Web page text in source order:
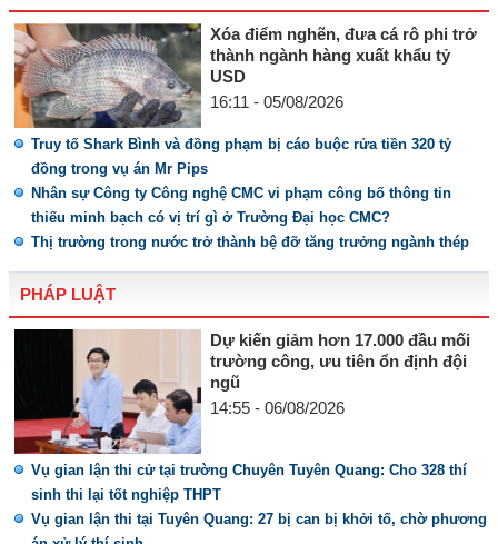
Xóa điểm nghẽn, đưa cá rô phi trở
thành ngành hàng xuất khẩu tỷ
USD
16:11 - 05/08/2026
Truy tố Shark Bình và đồng phạm bị cáo buộc rửa tiền 320 tỷ
đồng trong vụ án Mr Pips
Nhân sự Công ty Công nghệ CMC vi phạm công bố thông tin
thiếu minh bạch có vị trí gì ở Trường Đại học CMC?
Thị trường trong nước trở thành bệ đỡ tăng trưởng ngành thép
PHÁP LUẬT
Dự kiến giảm hơn 17.000 đầu mối
trường công, ưu tiên ổn định đội
ngũ
14:55 - 06/08/2026
Vụ gian lận thi cử tại trường Chuyên Tuyên Quang: Cho 328 thí
sinh thi lại tốt nghiệp THPT
Vụ gian lận thi tại Tuyên Quang: 27 bị can bị khởi tố, chờ phương